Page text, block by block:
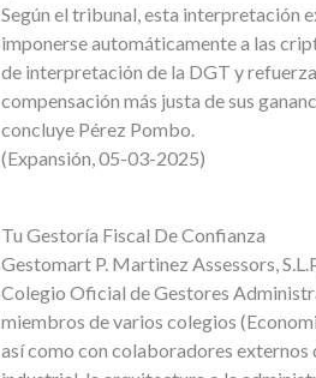
Según el tribunal, esta interpretación
imponerse automáticamente a las
de interpretación de la DGT y
compensación más justa de sus
concluye Pérez Pombo.
(Expansión, 05-03-2025)
Tu Gestoría Fiscal De Confianza
Gestomart P. Martinez Assessors,
Colegio Oficial de Gestores
miembros de varios colegios
así como con colaboradores